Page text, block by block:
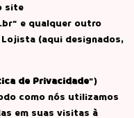
site
e qualquer outro
(aqui designados,
de Privacidade”)
como nós utilizamos
em suas visitas à